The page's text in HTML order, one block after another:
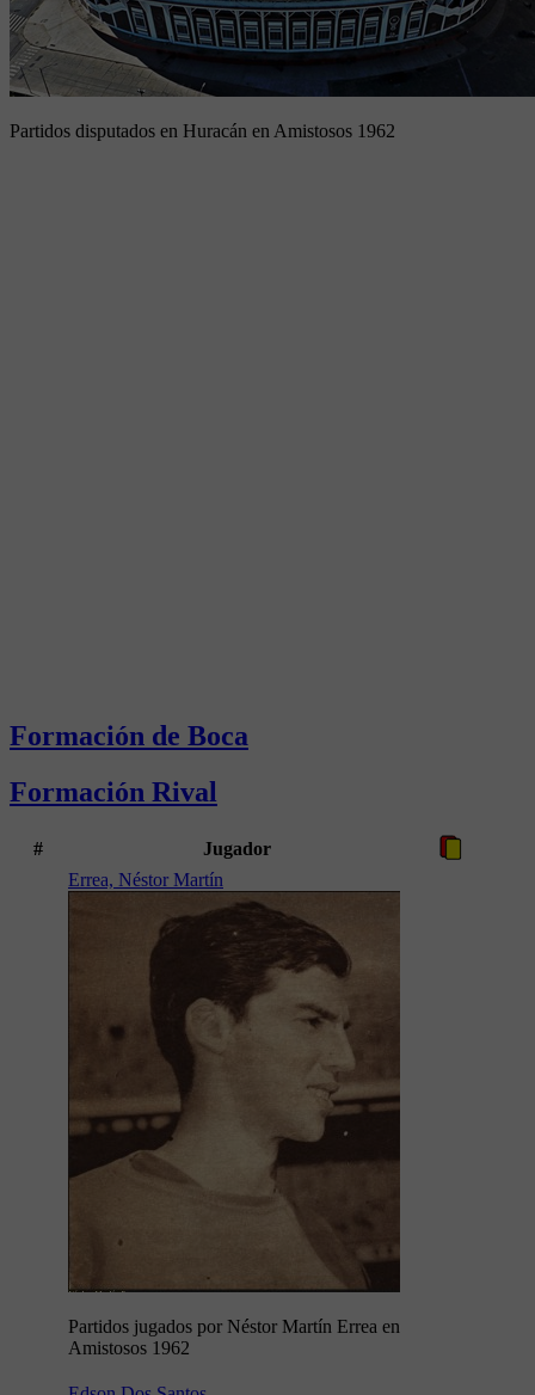
Partidos disputados en Huracán en Amistosos 1962
Formación de Boca
Formación Rival
#
Jugador
Errea, Néstor Martín
Partidos jugados por Néstor Martín Errea en
Amistosos 1962